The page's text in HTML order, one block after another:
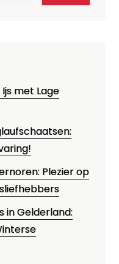
met Lage
Plezier op
in Gelderland: